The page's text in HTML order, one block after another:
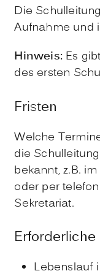
Die
Aufnahme und
Hinweis: Es
des ersten
Fristen
Welche
die
bekannt, z.B.
oder per
Sekretariat.